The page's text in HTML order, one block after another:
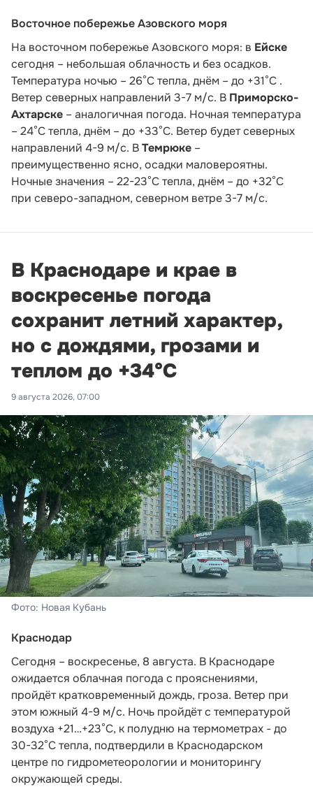
Восточное побережье Азовского моря
На восточном побережье Азовского моря: в Ейске
сегодня – небольшая облачность и без осадков.
Температура ночью – 26°С тепла, днём – до +31°С .
Ветер северных направлений 3-7 м/с. В Приморско-
Ахтарске – аналогичная погода. Ночная температура
– 24°С тепла, днём – до +33°С. Ветер будет северных
направлений 4-9 м/с. ВТемрюке –
преимущественно ясно, осадки маловероятны.
Ночные значения – 22-23°С тепла, днём – до +32°С
при северо-западном, северном ветре 3-7 м/с.
В Краснодаре и крае в
воскресенье погода
сохранит летний характер,
но с дождями, грозами и
теплом до +34°С
9 августа 2026, 07:00
Фото: Новая Кубань
Краснодар
Сегодня – воскресенье, 8 августа. В Краснодаре
ожидается облачная погода с прояснениями,
пройдёт кратковременный дождь, гроза. Ветер при
этом южный 4-9 м/с. Ночь пройдёт с температурой
воздуха +21…+23°С, к полудню на термометрах - до
30-32°С тепла, подтвердили в Краснодарском
центре по гидрометеорологии и мониторингу
окружающей среды.